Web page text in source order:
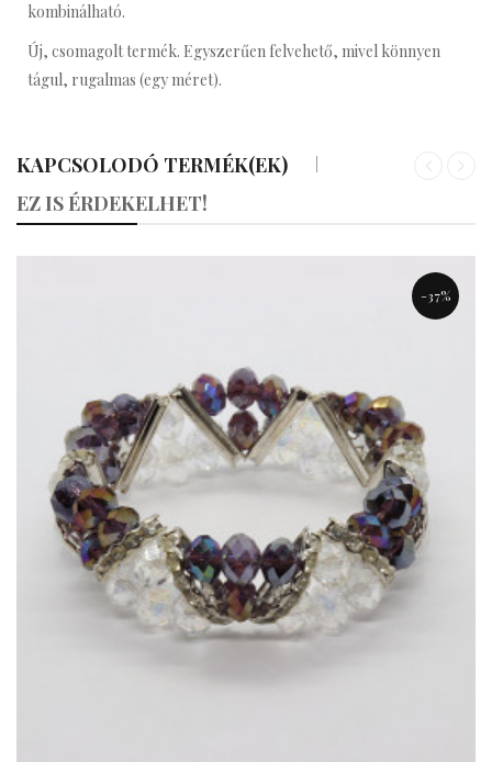
kombinálható.
Új, csomagolt termék. Egyszerűen felvehető, mivel könnyen
tágul, rugalmas (egy méret).
KAPCSOLODÓ TERMÉK(EK)
EZ IS ÉRDEKELHET!
-37%